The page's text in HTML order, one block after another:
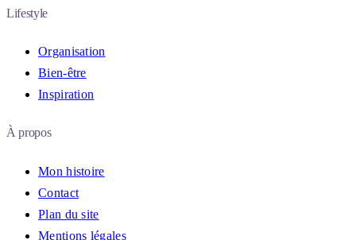
Lifestyle
Organisation
Bien-être
Inspiration
À propos
Mon histoire
Contact
Plan du site
Mentions légales